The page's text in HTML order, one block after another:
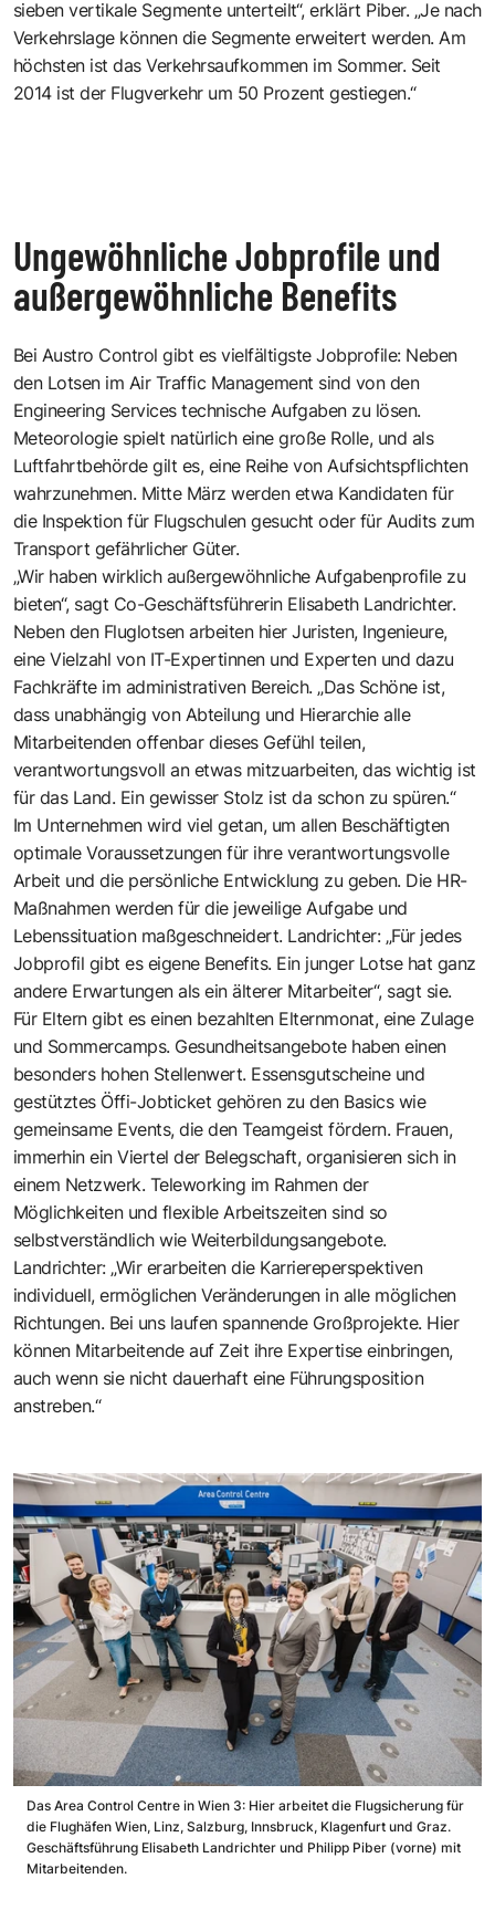
sieben vertikale Segmente unterteilt“, erklärt Piber. „Je nach
Verkehrslage können die Segmente erweitert werden. Am
höchsten ist das Verkehrsaufkommen im Sommer. Seit
2014 ist der Flugverkehr um 50 Prozent gestiegen.“
Ungewöhnliche Jobprofile und
außergewöhnliche Benefits
Bei Austro Control gibt es vielfältigste Jobprofile: Neben
den Lotsen im Air Traffic Management sind von den
Engineering Services technische Aufgaben zu lösen.
Meteorologie spielt natürlich eine große Rolle, und als
Luftfahrtbehörde gilt es, eine Reihe von Aufsichtspflichten
wahrzunehmen. Mitte März werden etwa Kandidaten für
die Inspektion für Flugschulen gesucht oder für Audits zum
Transport gefährlicher Güter.
„Wir haben wirklich außergewöhnliche Aufgabenprofile zu
bieten“, sagt Co-Geschäftsführerin Elisabeth Landrichter.
Neben den Fluglotsen arbeiten hier Juristen, Ingenieure,
eine Vielzahl von IT-Expertinnen und Experten und dazu
Fachkräfte im administrativen Bereich. „Das Schöne ist,
dass unabhängig von Abteilung und Hierarchie alle
Mitarbeitenden offenbar dieses Gefühl teilen,
verantwortungsvoll an etwas mitzuarbeiten, das wichtig ist
für das Land. Ein gewisser Stolz ist da schon zu spüren.“
Im Unternehmen wird viel getan, um allen Beschäftigten
optimale Voraussetzungen für ihre verantwortungsvolle
Arbeit und die persönliche Entwicklung zu geben. Die HR-
Maßnahmen werden für die jeweilige Aufgabe und
Lebenssituation maßgeschneidert. Landrichter: „Für jedes
Jobprofil gibt es eigene Benefits. Ein junger Lotse hat ganz
andere Erwartungen als ein älterer Mitarbeiter“, sagt sie.
Für Eltern gibt es einen bezahlten Elternmonat, eine Zulage
und Sommercamps. Gesundheitsangebote haben einen
besonders hohen Stellenwert. Essensgutscheine und
gestütztes Öffi-Jobticket gehören zu den Basics wie
gemeinsame Events, die den Teamgeist fördern. Frauen,
immerhin ein Viertel der Belegschaft, organisieren sich in
einem Netzwerk. Teleworking im Rahmen der
Möglichkeiten und flexible Arbeitszeiten sind so
selbstverständlich wie Weiterbildungsangebote.
Landrichter: „Wir erarbeiten die Karriereperspektiven
individuell, ermöglichen Veränderungen in alle möglichen
Richtungen. Bei uns laufen spannende Großprojekte. Hier
können Mitarbeitende auf Zeit ihre Expertise einbringen,
auch wenn sie nicht dauerhaft eine Führungsposition
anstreben.“
Das Area Control Centre in Wien 3: Hier arbeitet die Flugsicherung für
die Flughäfen Wien, Linz, Salzburg, Innsbruck, Klagenfurt und Graz.
Geschäftsführung Elisabeth Landrichter und Philipp Piber (vorne) mit
Mitarbeitenden.